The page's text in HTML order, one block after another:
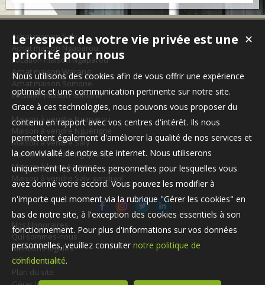
Achat maison Saly
Achat maison Ngaparou
Location maison Ngaparou
Achat maison Warang
Achat maison Somone
Location maison Somone
Maison à vendre Ngaparou
Maison à vendre Nguérigne
Maison à vendre Saly
Maison à vendre Ngaparou
Maison à louer Somone
Maison à vendre Saly-gandigal
Nos Honoraires
Qui sommes-nous
Mentions légales
Offre complète
Plan du site
✕
Le respect de votre vie privée est une
priorité pour nous
Nous utilisons des cookies afin de vous offrir une expérience
optimale et une communication pertinente sur notre site.
Grace à ces technologies, nous pouvons vous proposer du
contenu en rapport avec vos centres d'intérêt. Ils nous
permettent également d'améliorer la qualité de nos services et
la convivialité de notre site internet. Nous utiliserons
uniquement les données personnelles pour lesquelles vous
avez donné votre accord. Vous pouvez les modifier à
n'importe quel moment via la rubrique "Gérer les cookies" en
bas de notre site, à l'exception des cookies essentiels à son
fonctionnement. Pour plus d'informations sur vos données
personnelles, veuillez consulter notre politique de
confidentialité.